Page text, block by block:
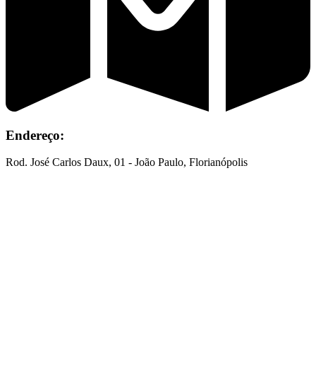
Endereço:
Rod. José Carlos Daux, 01 - João Paulo, Florianópolis